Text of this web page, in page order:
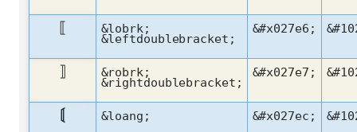
⟦ &lobrk;
&leftdoublebracket;
&#x027e6;
⟧ &robrk;
&rightdoublebracket;
&#x027e7;
⟬ &loang; &#x027ec;